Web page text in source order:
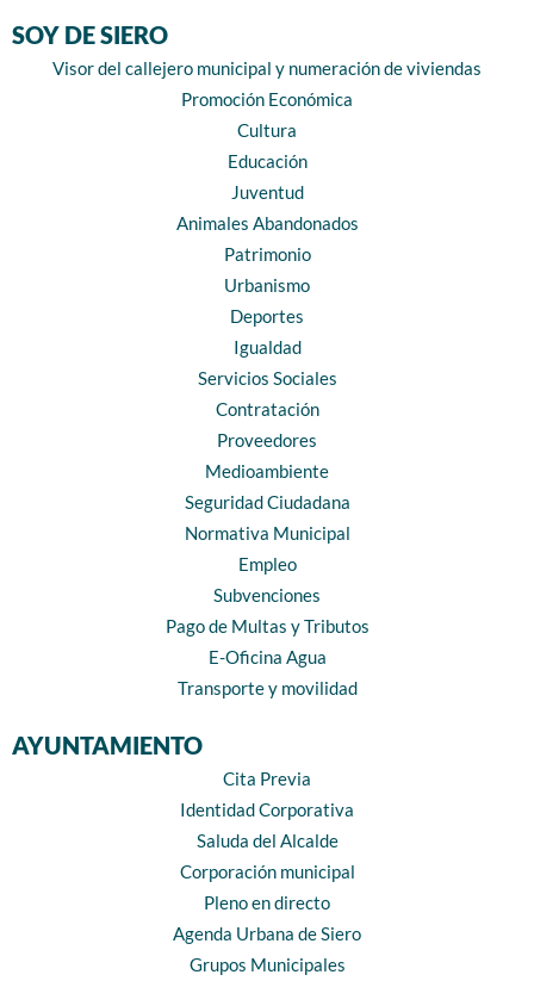
SOY DE SIERO
Visor del callejero municipal y numeración de viviendas
Promoción Económica
Cultura
Educación
Juventud
Animales Abandonados
Patrimonio
Urbanismo
Deportes
Igualdad
Servicios Sociales
Contratación
Proveedores
Medioambiente
Seguridad Ciudadana
Normativa Municipal
Empleo
Subvenciones
Pago de Multas y Tributos
E-Oficina Agua
Transporte y movilidad
AYUNTAMIENTO
Cita Previa
Identidad Corporativa
Saluda del Alcalde
Corporación municipal
Pleno en directo
Agenda Urbana de Siero
Grupos Municipales